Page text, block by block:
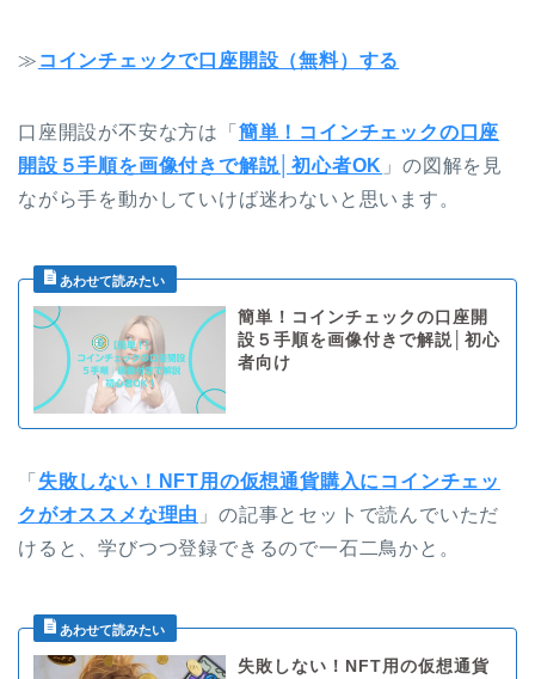
≫ コインチェックで口座開設（無料）する
口座開設が不安な方は「 簡単！コインチェックの口座
開設５手順を画像付きで解説│初心者OK 」の図解を見
ながら手を動かしていけば迷わないと思います。
簡単！コインチェックの口座開
設５手順を画像付きで解説│初心
者向け
「 失敗しない！NFT用の仮想通貨購入にコインチェッ
クがオススメな理由 」の記事とセットで読んでいただ
けると、学びつつ登録できるので一石二鳥かと。
失敗しない！NFT用の仮想通貨